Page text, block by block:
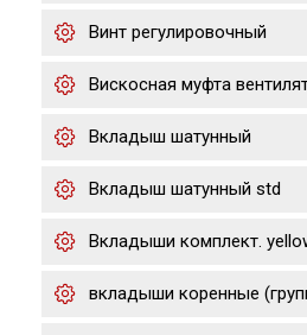
Винт регулировочный
Вискосная муфта
Вкладыш шатунный
Вкладыш шатунный std
Вкладыши комплект.
вкладыши коренные